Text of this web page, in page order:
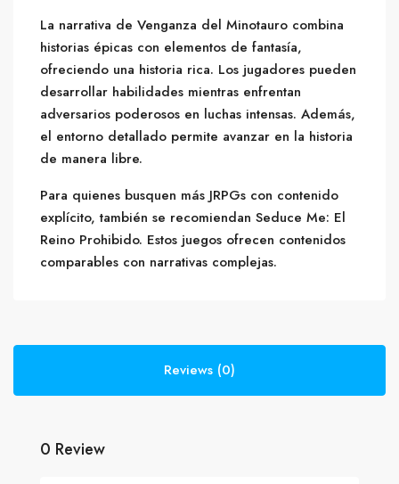
La narrativa de Venganza del Minotauro combina
historias épicas con elementos de fantasía,
ofreciendo una historia rica. Los jugadores pueden
desarrollar habilidades mientras enfrentan
adversarios poderosos en luchas intensas. Además,
el entorno detallado permite avanzar en la historia
de manera libre.
Para quienes busquen más JRPGs con contenido
explícito, también se recomiendan Seduce Me: El
Reino Prohibido. Estos juegos ofrecen contenidos
comparables con narrativas complejas.
Reviews (0)
0 Review